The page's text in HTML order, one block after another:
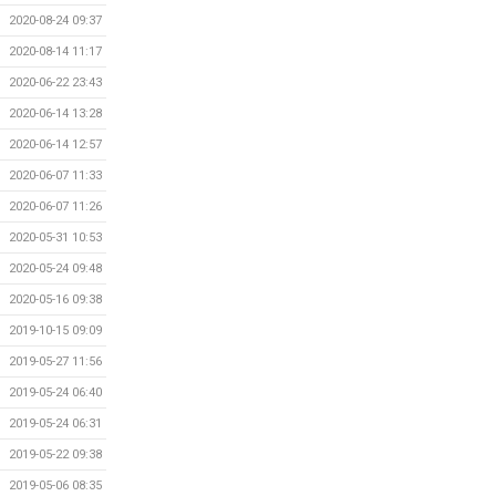
2020-08-24 09:37
2020-08-14 11:17
2020-06-22 23:43
2020-06-14 13:28
2020-06-14 12:57
2020-06-07 11:33
2020-06-07 11:26
2020-05-31 10:53
2020-05-24 09:48
2020-05-16 09:38
2019-10-15 09:09
2019-05-27 11:56
2019-05-24 06:40
2019-05-24 06:31
2019-05-22 09:38
2019-05-06 08:35